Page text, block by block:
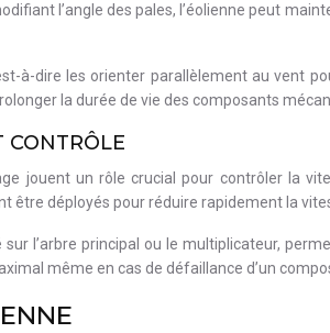
l’angle des pales, l’éolienne peut
à-dire les orienter parallèlement au vent
la durée de vie des composants
CONTRÔLE
jouent un rôle crucial pour contrôler la
déployés pour réduire rapidement la
l’arbre principal ou le multiplicateur,
même en cas de défaillance d’un